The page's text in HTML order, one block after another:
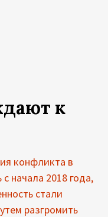
к
конфликта в
начала 2018 года,
стали
разгромить